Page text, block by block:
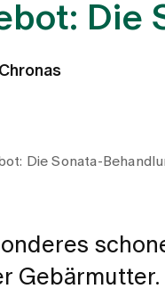
Die
Die Sonata-